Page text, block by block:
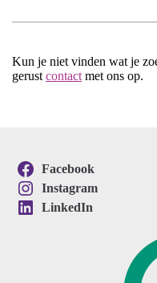
Kun je niet vinden wat je
gerust contact met ons op.
Facebook
Instagram
LinkedIn